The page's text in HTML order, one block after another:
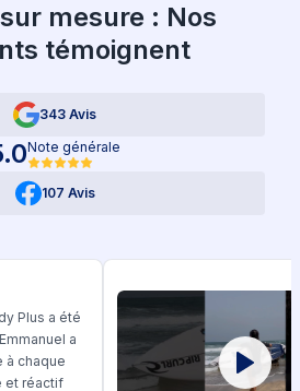
mesure : Nos
témoignent
343 Avis
Note générale
107 Avis
Plus a été
a
à chaque
et réactif